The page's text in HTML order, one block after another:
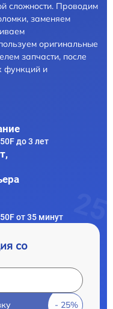
сложности. Проводим
заменяем
оригинальные
запчасти, после
функций и
до 3 лет
от 35 минут
со